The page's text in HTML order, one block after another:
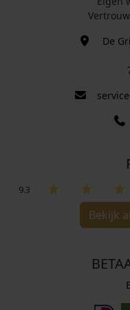
De
9.3
Bekijk